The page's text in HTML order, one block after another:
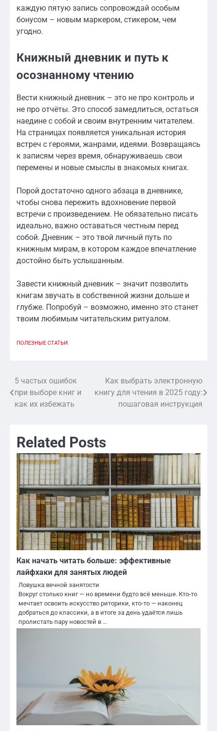
каждую пятую запись сопровождай особым
бонусом – новым маркером, стикером, чем
угодно.
Книжный дневник и путь к
осознанному чтению
Вести книжный дневник – это не про контроль и
не про отчёты. Это способ замедлиться, остаться
наедине с собой и своим внутренним читателем.
На страницах появляется уникальная история
встреч с героями, жанрами, идеями. Возвращаясь
к записям через время, обнаруживаешь свои
перемены и новые смыслы в знакомых книгах.
Порой достаточно одного абзаца в дневнике,
чтобы снова пережить вдохновение первой
встречи с произведением. Не обязательно писать
идеально, важно оставаться честным перед
собой. Дневник – это твой личный путь по
книжным мирам, в котором каждое впечатление
достойно быть услышанным.
Завести книжный дневник – значит позволить
книгам звучать в собственной жизни дольше и
глубже. Попробуй – возможно, именно это станет
твоим любимым читательским ритуалом.
ПОЛЕЗНЫЕ СТАТЬИ
Навигация
по
5 частых ошибок
при выборе книг и
как их избежать
Как выбрать электронную
книгу для чтения в 2025 году:
пошаговая инструкция
Related Posts
Как начать читать больше: эффективные
лайфхаки для занятых людей
Ловушка вечной занятости
Вокруг столько книг — но времени будто всё меньше. Кто-то
мечтает освоить искусство риторики, кто-то — наконец
добраться до классики, а в итоге за день удаётся лишь
пролистать пару новостей в …